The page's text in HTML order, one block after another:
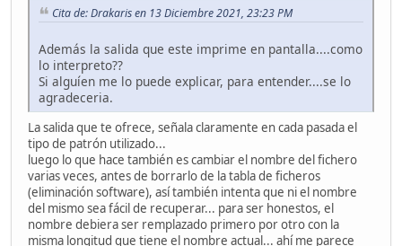
Cita de: Drakaris en 13 Diciembre 2021, 23:23 PM
Además la salida que este imprime en pantalla....como
lo interpreto??
Si alguíen me lo puede explicar, para entender....se lo
agradeceria.
La salida que te ofrece, señala claramente en cada pasada el
tipo de patrón utilizado...
luego lo que hace también es cambiar el nombre del fichero
varias veces, antes de borrarlo de la tabla de ficheros
(eliminación software), así también intenta que ni el nombre
del mismo sea fácil de recuperar... para ser honestos, el
nombre debiera ser remplazado primero por otro con la
misma longitud que tiene el nombre actual... ahí me parece